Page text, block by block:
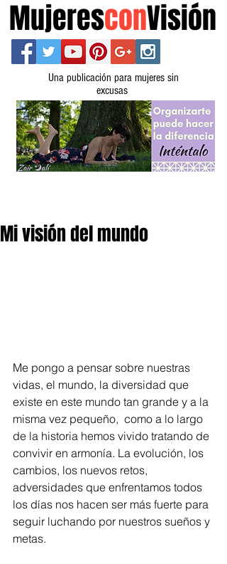
MujeresconVisión
Una publicación para mujeres sin
excusas
Mi visión del mundo
Me pongo a pensar sobre nuestras
vidas, el mundo, la diversidad que
existe en este mundo tan grande y a la
misma vez pequeño,  como a lo largo
de la historia hemos vivido tratando de
convivir en armonía. La evolución, los
cambios, los nuevos retos,
adversidades que enfrentamos todos
los días nos hacen ser más fuerte para
seguir luchando por nuestros sueños y
metas.